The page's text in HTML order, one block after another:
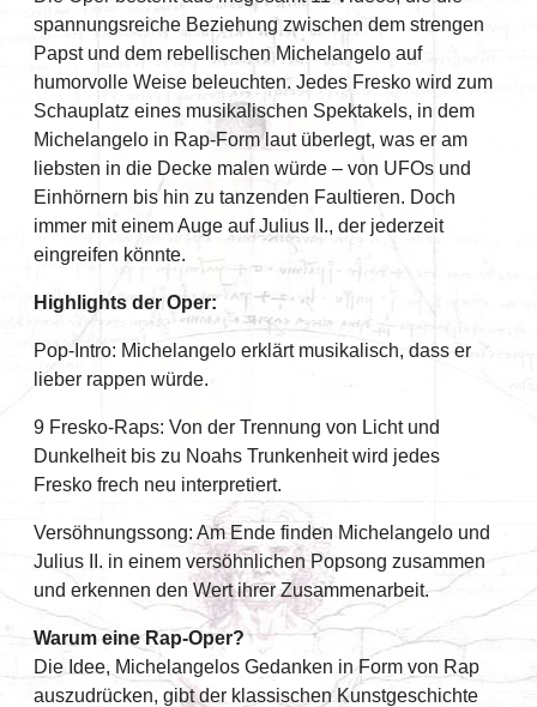
spannungsreiche Beziehung zwischen dem strengen
Papst und dem rebellischen Michelangelo auf
humorvolle Weise beleuchten. Jedes Fresko wird zum
Schauplatz eines musikalischen Spektakels, in dem
Michelangelo in Rap-Form laut überlegt, was er am
liebsten in die Decke malen würde – von UFOs und
Einhörnern bis hin zu tanzenden Faultieren. Doch
immer mit einem Auge auf Julius II., der jederzeit
eingreifen könnte.
Highlights der Oper:
Pop-Intro: Michelangelo erklärt musikalisch, dass er
lieber rappen würde.
9 Fresko-Raps: Von der Trennung von Licht und
Dunkelheit bis zu Noahs Trunkenheit wird jedes
Fresko frech neu interpretiert.
Versöhnungssong: Am Ende finden Michelangelo und
Julius II. in einem versöhnlichen Popsong zusammen
und erkennen den Wert ihrer Zusammenarbeit.
Warum eine Rap-Oper?
Die Idee, Michelangelos Gedanken in Form von Rap
auszudrücken, gibt der klassischen Kunstgeschichte